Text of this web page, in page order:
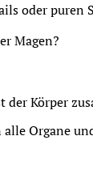
oder puren
Magen?
Körper
Organe